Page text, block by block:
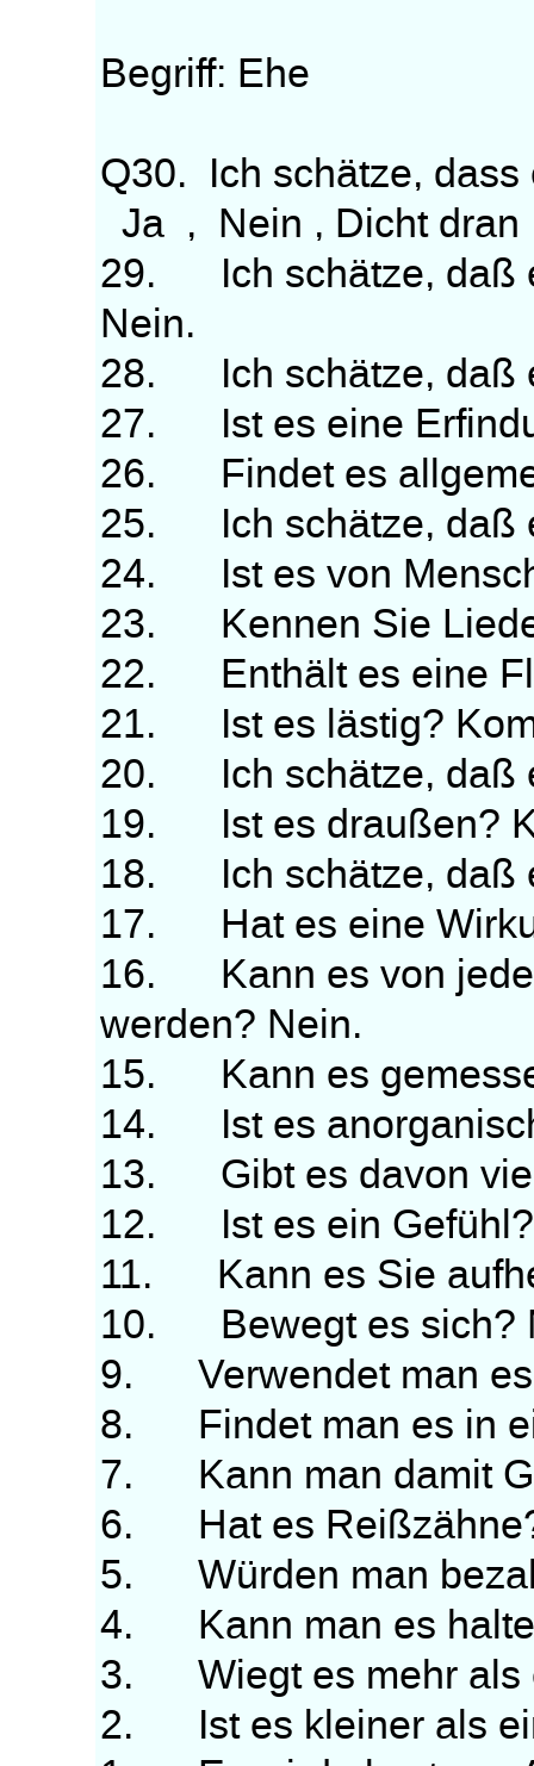
Begriff: Ehe
Q30. Ich schätze,
Ja , Nein , Dicht dran
29. Ich schätze, daß
Nein.
28. Ich schätze, daß
27. Ist es eine
26. Findet es
25. Ich schätze, daß
24. Ist es von
23. Kennen Sie
22. Enthält es eine
21. Ist es lästig?
20. Ich schätze, daß
19. Ist es draußen?
18. Ich schätze, daß
17. Hat es eine
16. Kann es von
werden? Nein.
15. Kann es
14. Ist es
13. Gibt es davon
12. Ist es ein
11. Kann es Sie
10. Bewegt es sich?
9. Verwendet man es
8. Findet man es in
7. Kann man damit
6. Hat es
5. Würden man
4. Kann man es
3. Wiegt es mehr als
2. Ist es kleiner als